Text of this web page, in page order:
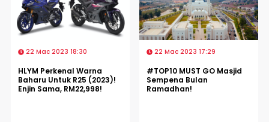
22 Mac 2023 18:30
HLYM Perkenal Warna
Baharu Untuk R25 (2023)!
Enjin Sama, RM22,998!
22 Mac 2023 17:29
#TOP10 MUST GO Masjid
Sempena Bulan
Ramadhan!